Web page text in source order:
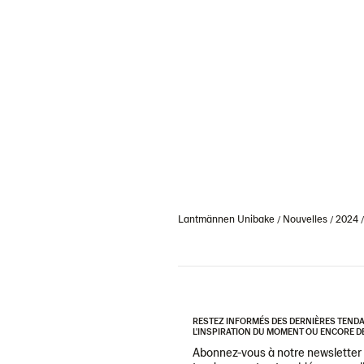
Lantmännen Unibake Nouvelles 2024
RESTEZ INFORMÉS DES DERNIÈRES
L'INSPIRATION DU MOMENT OU ENCORE
Abonnez-vous à notre